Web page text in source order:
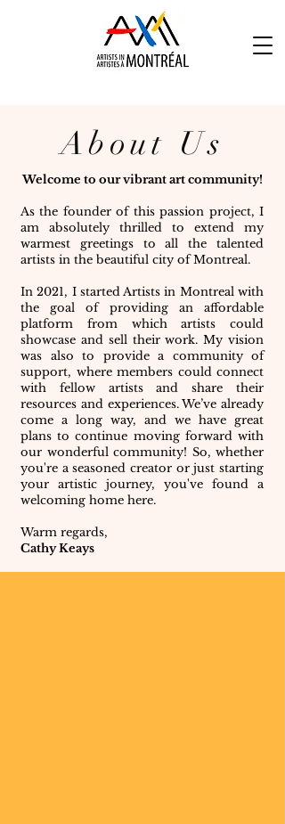
About Us
Welcome to our vibrant art community!
As the founder of this passion project, I
am absolutely thrilled to extend my
warmest greetings to all the talented
artists in the beautiful city of Montreal.
In 2021, I started Artists in Montreal with
the goal of providing an affordable
platform from which artists could
showcase and sell their work. My vision
was also to provide a community of
support, where members could connect
with fellow artists and share their
resources and experiences. We’ve already
come a long way, and we have great
plans to continue moving forward with
our wonderful community! So, whether
you're a seasoned creator or just starting
your artistic journey, you've found a
welcoming home here.
Warm regards,
Cathy Keays